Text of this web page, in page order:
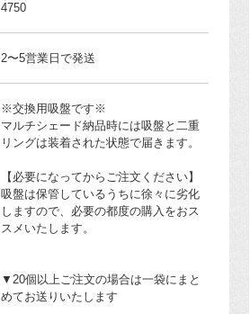
4750
2〜5営業日で発送
※交換用吸盤です※
マルチシェード納品時には吸盤と二重
リングは装着された状態で届きます。
【必要になってからご注文ください】
吸盤は保管しているうちに徐々に劣化
しますので、必要の都度の購入をおス
スメいたします。
▼20個以上ご注文の場合は一袋にまと
めてお送りいたします